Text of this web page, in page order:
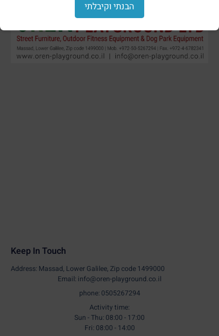
Keep In Touch
Address: Massad, Lower Galilee, Zip code 1499000
Email: info@oren-playground.co.il
phone: 0505267294
Activity time:
Sun - Thu: 08:00 - 17:00
Fri: 08:00 - 14:00
הבנתי וקיבלתי